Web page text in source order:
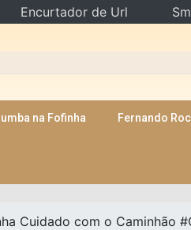
na Fofinha Fernando
Cuidado com o Caminhão
Encurtador de Url